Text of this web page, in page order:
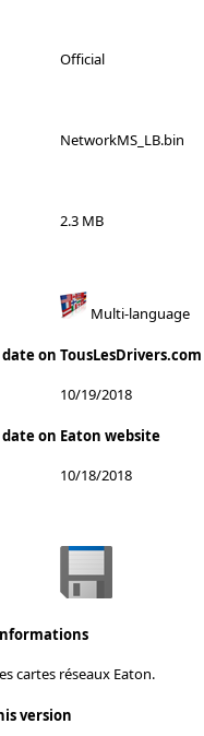
Official
NetworkMS_LB.bin
2.3 MB
Multi-language
on TousLesDrivers.com
10/19/2018
on Eaton website
10/18/2018
cartes réseaux Eaton.
version